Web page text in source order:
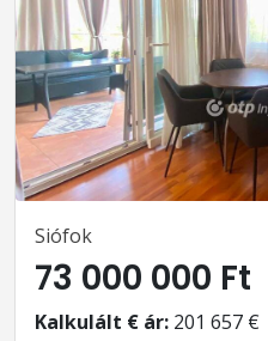
Siófok
73 000 000 Ft
Kalkulált € ár: 201 657 €